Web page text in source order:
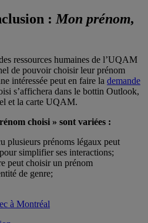
:Mon prénom,
ressources humaines de l’UQAM
de pouvoir choisir leur prénom
intéressée peut en faire la demande
s’affichera dans le bottin Outlook,
et la carte UQAM.
choisi » sont variées :
plusieurs prénoms légaux peut
simplifier ses interactions;
peut choisir un prénom
de genre;
à Montréal